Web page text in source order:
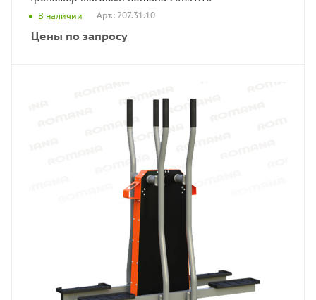
В наличии Арт.: 207.31.10
Цены по запросу